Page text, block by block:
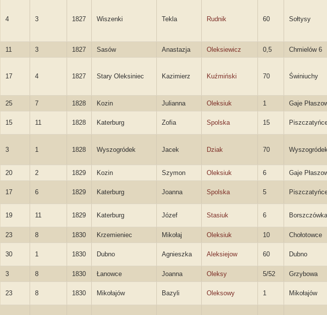
4 3 1827 Wiszenki Tekla Rudnik 60 Sołtysy
11 3 1827 Sasów Anastazja Oleksiewicz 0,5 Chmielów 6
17 4 1827 Stary Oleksiniec Kazimierz Kuźmiński 70 Świniuchy
25 7 1828 Kozin Julianna Oleksiuk 1 Gaje
15 11 1828 Katerburg Zofia Spolska 15
3 1 1828 Wyszogródek Jacek Dziak 70
20 2 1829 Kozin Szymon Oleksiuk 6 Gaje
17 6 1829 Katerburg Joanna Spolska 5
19 11 1829 Katerburg Józef Stasiuk 6 Borszczówka
23 8 1830 Krzemieniec Mikołaj Oleksiuk 10 Chołotowce
30 1 1830 Dubno Agnieszka Aleksiejow 60 Dubno
3 8 1830 Łanowce Joanna Oleksy 5/52 Grzybowa
23 8 1830 Mikołajów Bazyli Oleksowy 1 Mikołajów